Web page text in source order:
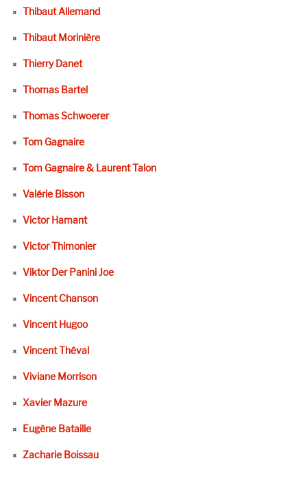
Thibaut Allemand
Thibaut Morinière
Thierry Danet
Thomas Bartel
Thomas Schwoerer
Tom Gagnaire
Tom Gagnaire & Laurent Talon
Valérie Bisson
Victor Hamant
Victor Thimonier
Viktor Der Panini Joe
Vincent Chanson
Vincent Hugoo
Vincent Théval
Viviane Morrison
Xavier Mazure
Eugène Bataille
Zacharie Boissau